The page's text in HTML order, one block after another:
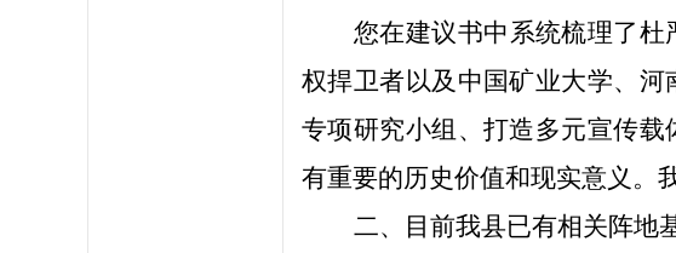
您在建议书中系统梳理了
权捍卫者以及中国矿业大学、
专项研究小组、打造多元宣传
有重要的历史价值和现实意义。
二、目前我县已有相关阵地